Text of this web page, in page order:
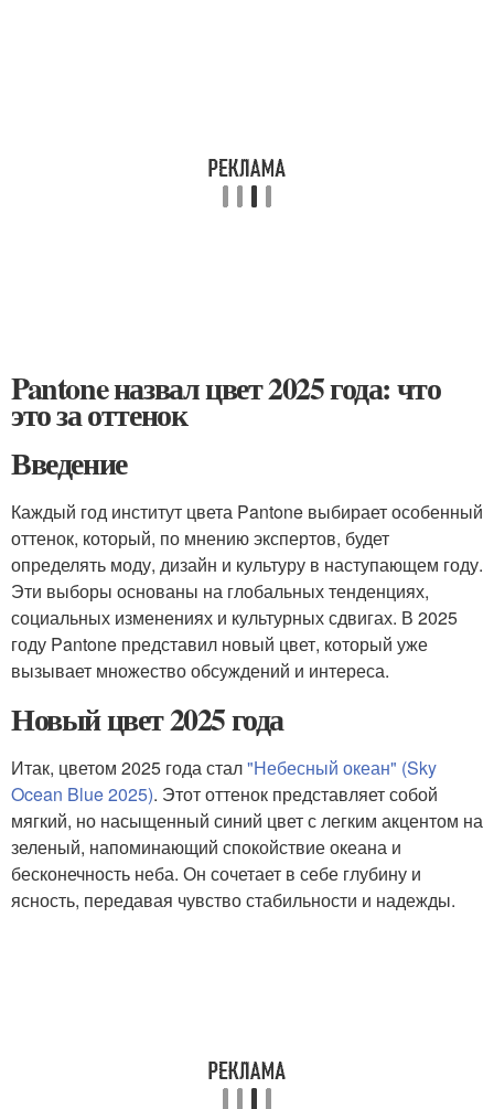
Pantone назвал цвет 2025 года: что
это за оттенок
Введение
Каждый год институт цвета Pantone выбирает особенный
оттенок, который, по мнению экспертов, будет
определять моду, дизайн и культуру в наступающем году.
Эти выборы основаны на глобальных тенденциях,
социальных изменениях и культурных сдвигах. В 2025
году Pantone представил новый цвет, который уже
вызывает множество обсуждений и интереса.
Новый цвет 2025 года
Итак, цветом 2025 года стал"Небесный океан" (Sky
Ocean Blue 2025). Этот оттенок представляет собой
мягкий, но насыщенный синий цвет с легким акцентом на
зеленый, напоминающий спокойствие океана и
бесконечность неба. Он сочетает в себе глубину и
ясность, передавая чувство стабильности и надежды.